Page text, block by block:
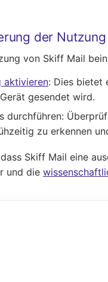
der
von Skiff Mail
aktivieren: Dies bietet
gesendet wird.
durchführen:
zu erkennen
Skiff Mail eine
und die